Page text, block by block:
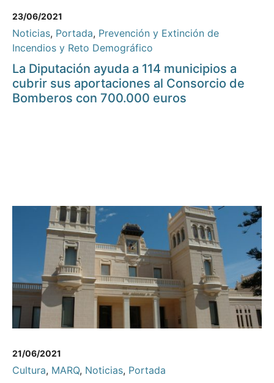
23/06/2021
Noticias, Portada, Prevención y Extinción de
Incendios y Reto Demográfico
La Diputación ayuda a 114 municipios a
cubrir sus aportaciones al Consorcio de
Bomberos con 700.000 euros
21/06/2021
Cultura, MARQ, Noticias, Portada